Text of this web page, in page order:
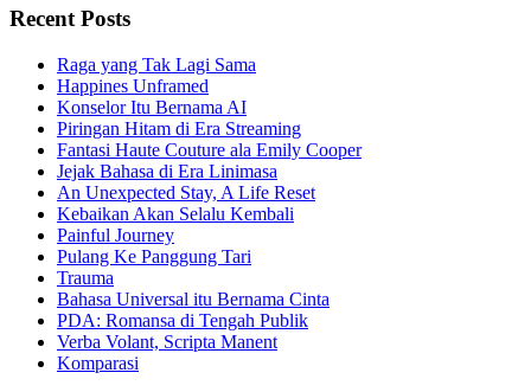
Recent Posts
Raga yang Tak Lagi Sama
Happines Unframed
Konselor Itu Bernama AI
Piringan Hitam di Era Streaming
Fantasi Haute Couture ala Emily Cooper
Jejak Bahasa di Era Linimasa
An Unexpected Stay, A Life Reset
Kebaikan Akan Selalu Kembali
Painful Journey
Pulang Ke Panggung Tari
Trauma
Bahasa Universal itu Bernama Cinta
PDA: Romansa di Tengah Publik
Verba Volant, Scripta Manent
Komparasi